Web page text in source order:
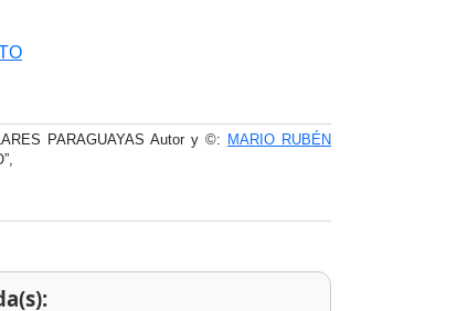
PARAGUAYAS Autor y ©:
MARIO RUBÉN